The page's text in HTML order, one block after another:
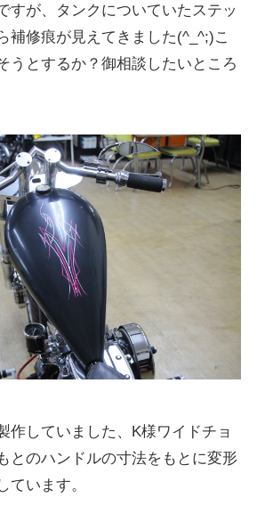
すが、タンクについていたステッ
補修痕が見えてきました(^_^;)こ
うとするか？御相談したいところ
作していました、K様ワイドチョ
とのハンドルの寸法をもとに変形
ています。